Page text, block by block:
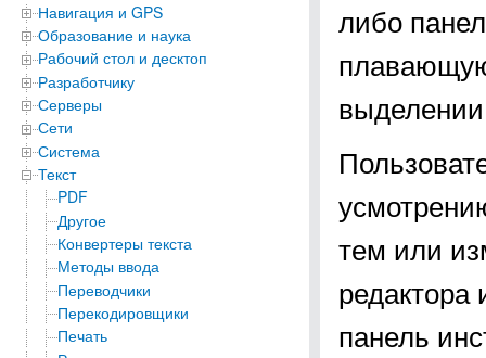
Навигация и GPS
Образование и наука
Рабочий стол и десктоп
Разработчику
Серверы
Сети
Система
Текст
PDF
Другое
Конвертеры текста
Методы ввода
Переводчики
Перекодировщики
Печать
либо
выделении
тем или
панель